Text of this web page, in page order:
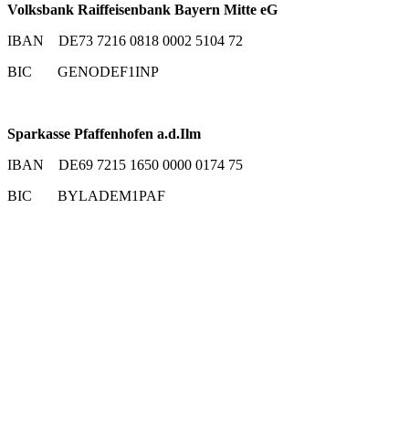
Volksbank Raiffeisenbank Bayern Mitte eG
IBAN DE73 7216 0818 0002 5104 72
BIC GENODEF1INP
Sparkasse Pfaffenhofen a.d.Ilm
IBAN DE69 7215 1650 0000 0174 75
BIC BYLADEM1PAF